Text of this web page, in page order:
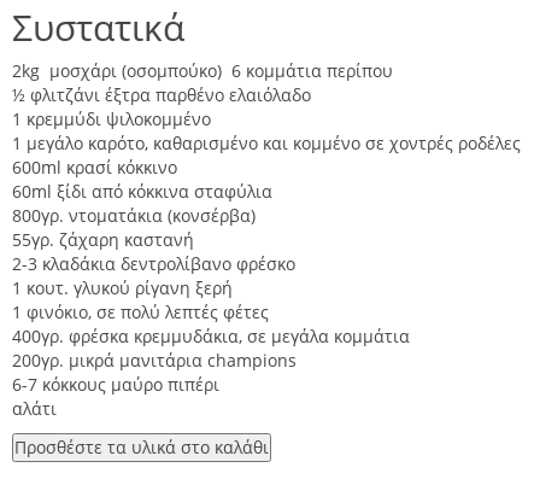
Συστατικά
2kg μοσχάρι (οσομπούκο) 6 κομμάτια περίπου
½ φλιτζάνι έξτρα παρθένο ελαιόλαδο
1 κρεμμύδι ψιλοκομμένο
1 μεγάλο καρότο, καθαρισμένο και κομμένο σε χοντρές ροδέλες
600ml κρασί κόκκινο
60ml ξίδι από κόκκινα σταφύλια
800γρ. ντοματάκια (κονσέρβα)
55γρ. ζάχαρη καστανή
2-3 κλαδάκια δεντρολίβανο φρέσκο
1 κουτ. γλυκού ρίγανη ξερή
1 φινόκιο, σε πολύ λεπτές φέτες
400γρ. φρέσκα κρεμμυδάκια, σε μεγάλα κομμάτια
200γρ. μικρά μανιτάρια champions
6-7 κόκκους μαύρο πιπέρι
αλάτι
Προσθέστε τα υλικά στο καλάθι